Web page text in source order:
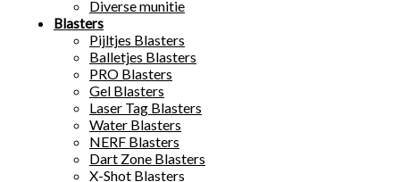
Diverse munitie
Blasters
Pijltjes Blasters
Balletjes Blasters
PRO Blasters
Gel Blasters
Laser Tag Blasters
Water Blasters
NERF Blasters
Dart Zone Blasters
X-Shot Blasters